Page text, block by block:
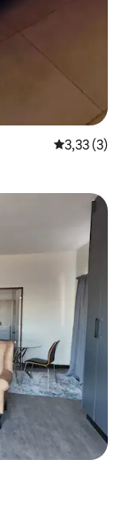
Évaluation
3,33 (3)